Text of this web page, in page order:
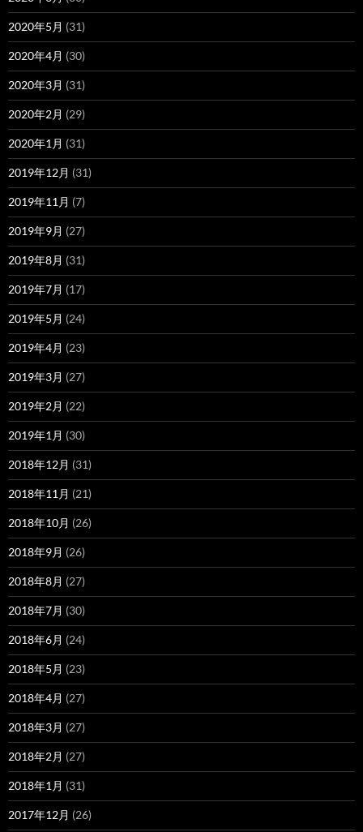
2020年5月 (31)
2020年4月 (30)
2020年3月 (31)
2020年2月 (29)
2020年1月 (31)
2019年12月 (31)
2019年11月 (7)
2019年9月 (27)
2019年8月 (31)
2019年7月 (17)
2019年5月 (24)
2019年4月 (23)
2019年3月 (27)
2019年2月 (22)
2019年1月 (30)
2018年12月 (31)
2018年11月 (21)
2018年10月 (26)
2018年9月 (26)
2018年8月 (27)
2018年7月 (30)
2018年6月 (24)
2018年5月 (23)
2018年4月 (27)
2018年3月 (27)
2018年2月 (27)
2018年1月 (31)
2017年12月 (26)